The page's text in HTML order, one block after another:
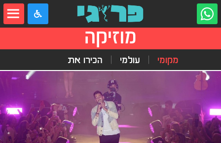
מוזיקה
מקומי עולמי הכירו את